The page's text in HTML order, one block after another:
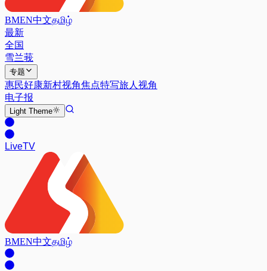
BMEN中文தமிழ்
最新
全国
雪兰莪
专题
惠民好康新村视角焦点特写旅人视角
电子报
Light Theme
LiveTV
BMEN中文தமிழ்